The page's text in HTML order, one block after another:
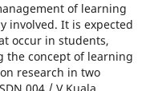
of learning
involved. It is expected
occur in students,
the concept of learning
research in two